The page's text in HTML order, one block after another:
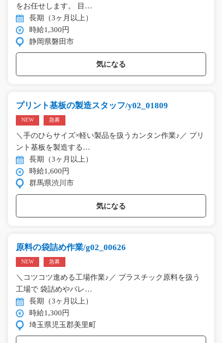
をお任せします。 目…
長期（3ヶ月以上）
時給1,300円
静岡県磐田市
気になる
プリント基板の製造スタッフ/y02_01809
NEW 急募
＼手のひらサイズ×軽い製品を扱うカンタン作業♪／ プリ
ント基板を製造する…
長期（3ヶ月以上）
時給1,600円
群馬県渋川市
気になる
原料の袋詰め作業/g02_00626
NEW 急募
＼コツコツ進める工場作業♪／ プラスチック原料を扱う
工場で 袋詰めやパレ…
長期（3ヶ月以上）
時給1,300円
埼玉県児玉郡美里町